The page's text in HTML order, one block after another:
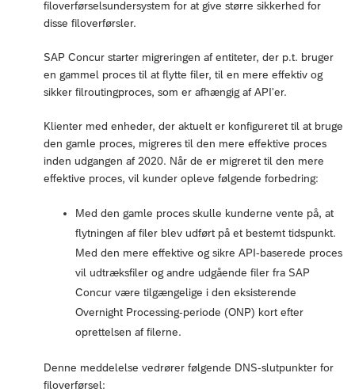
filoverførselsundersystem for at give større sikkerhed for
disse filoverførsler.
SAP Concur starter migreringen af entiteter, der p.t. bruger
en gammel proces til at flytte filer, til en mere effektiv og
sikker filroutingproces, som er afhængig af API'er.
Klienter med enheder, der aktuelt er konfigureret til at bruge
den gamle proces, migreres til den mere effektive proces
inden udgangen af 2020. Når de er migreret til den mere
effektive proces, vil kunder opleve følgende forbedring:
Med den gamle proces skulle kunderne vente på, at
flytningen af filer blev udført på et bestemt tidspunkt.
Med den mere effektive og sikre API-baserede proces
vil udtræksfiler og andre udgående filer fra SAP
Concur være tilgængelige i den eksisterende
Overnight Processing-periode (ONP) kort efter
oprettelsen af filerne.
Denne meddelelse vedrører følgende DNS-slutpunkter for
filoverførsel: